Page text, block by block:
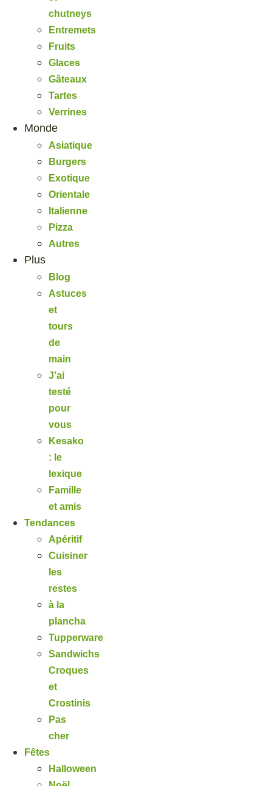
chutneys
Entremets
Fruits
Glaces
Gâteaux
Tartes
Verrines
Monde
Asiatique
Burgers
Exotique
Orientale
Italienne
Pizza
Autres
Plus
Blog
Astuces
et
tours
de
main
J’ai
testé
pour
vous
Kesako
: le
lexique
Famille
et amis
Tendances
Apéritif
Cuisiner
les
restes
à la
plancha
Tupperware
Sandwichs
Croques
et
Crostinis
Pas
cher
Fêtes
Halloween